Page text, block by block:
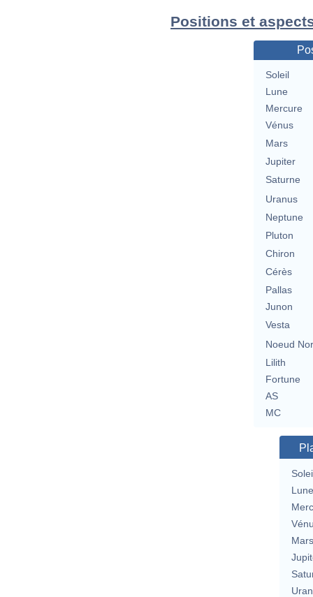
Positions et
Soleil
Lune
Mercure
Vénus
Mars
Jupiter
Saturne
Uranus
Neptune
Pluton
Chiron
Cérès
Pallas
Junon
Vesta
Noeud
Lilith
Fortune
AS
MC
Lune
Mars